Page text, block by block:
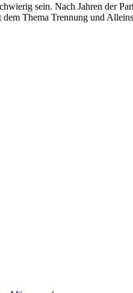
sein. Nach Jahren der
Thema Trennung und